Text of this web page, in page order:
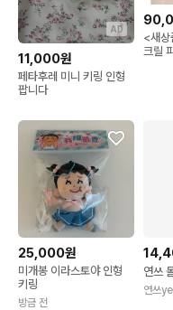
AD
11,000원
페타후레 미니 키링 인형
팝니다
<새
크릴
25,000원
미개봉 이라스토야 인형
키링
방금 전
연쓰
연쓰